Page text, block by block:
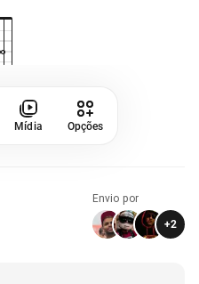
Mídia Opções
Envio por
+2